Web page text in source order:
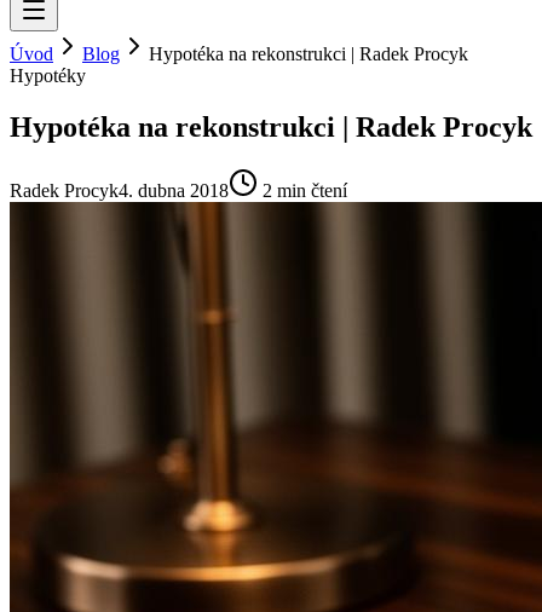
Úvod Blog
Hypotéka na rekonstrukci | Radek Procyk
Hypotéky
Hypotéka na rekonstrukci | Radek Procyk
Radek Procyk4. dubna 2018 2 min čtení